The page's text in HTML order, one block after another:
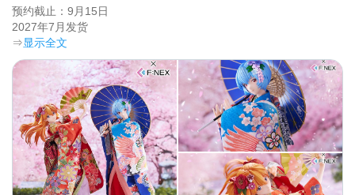
预约截止：9月15日
⇒显示全文